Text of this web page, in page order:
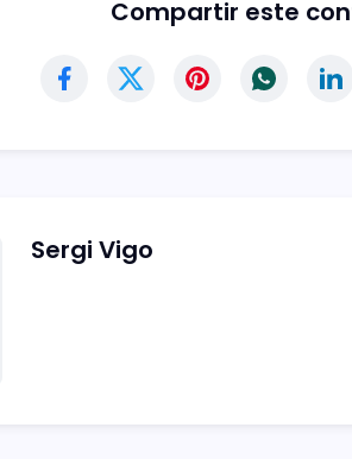
Compartir este
Sergi Vigo